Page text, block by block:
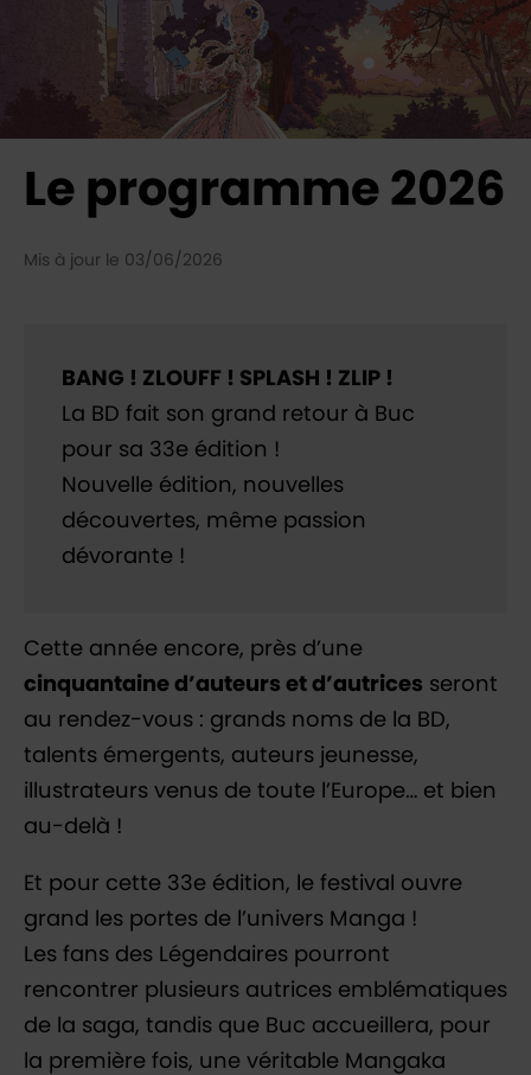
Le programme 2026
Mis à jour le 03/06/2026
BANG ! ZLOUFF ! SPLASH ! ZLIP !
La BD fait son grand retour à Buc
pour sa 33e édition !
Nouvelle édition, nouvelles
découvertes, même passion
dévorante !
Cette année encore, près d’une
cinquantaine d’auteurs et d’autrices seront
au rendez-vous : grands noms de la BD,
talents émergents, auteurs jeunesse,
illustrateurs venus de toute l’Europe… et bien
au-delà !
Et pour cette 33e édition, le festival ouvre
grand les portes de l’univers Manga !
Les fans des Légendaires pourront
rencontrer plusieurs autrices emblématiques
de la saga, tandis que Buc accueillera, pour
la première fois, une véritable Mangaka